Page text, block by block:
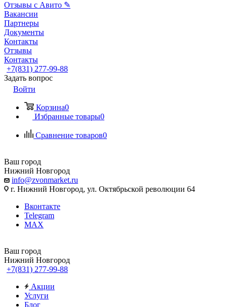
Отзывы с Авито ✎
Вакансии
Партнеры
Документы
Контакты
Отзывы
Контакты
+7(831) 277-99-88
Задать вопрос
Войти
Корзина0
Избранные товары0
Сравнение товаров0
Ваш город
Нижний Новгород
info@zvonmarket.ru
г. Нижний Новгород, ул. Октябрьской революции 64
Вконтакте
Telegram
MAX
Ваш город
Нижний Новгород
+7(831) 277-99-88
Акции
Услуги
Блог